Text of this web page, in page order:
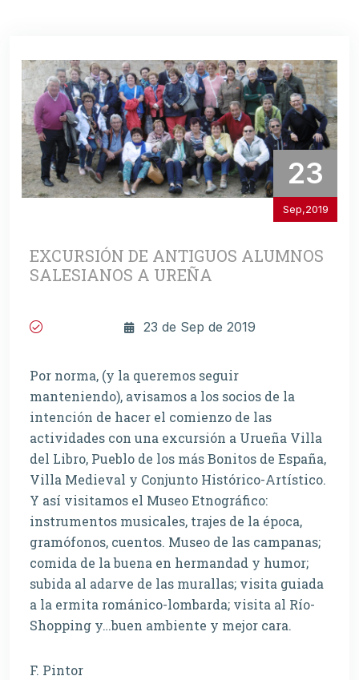
23
Sep,2019
EXCURSIÓN DE ANTIGUOS ALUMNOS
SALESIANOS A UREÑA
23 de Sep de 2019
Por norma, (y la queremos seguir
manteniendo), avisamos a los socios de la
intención de hacer el comienzo de las
actividades con una excursión a Urueña Villa
del Libro, Pueblo de los más Bonitos de España,
Villa Medieval y Conjunto Histórico-Artístico.
Y así visitamos el Museo Etnográfico:
instrumentos musicales, trajes de la época,
gramófonos, cuentos. Museo de las campanas;
comida de la buena en hermandad y humor;
subida al adarve de las murallas; visita guiada
a la ermita románico-lombarda; visita al Río-
Shopping y…buen ambiente y mejor cara.
F. Pintor